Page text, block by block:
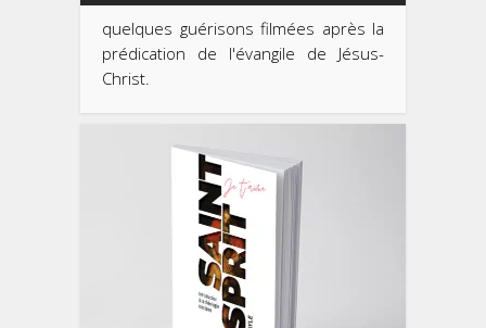
quelques guérisons filmées après la
prédication de l'évangile de Jésus-
Christ.